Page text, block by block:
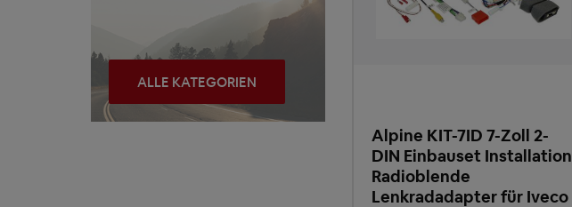
ALLE KATEGORIEN
Alpine KIT-7ID 7-Zoll 2-
DIN Einbauset Installation
Radioblende
Lenkradadapter für Iveco